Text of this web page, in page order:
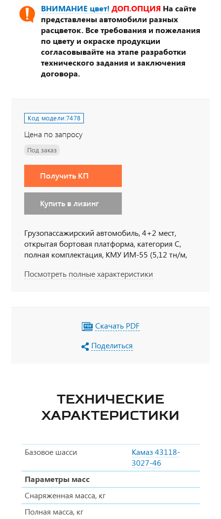
ВНИМАНИЕ цвет! ДОП.ОПЦИЯ На сайте
представлены автомобили разных
расцветок. Все требования и пожелания
по цвету и окраске продукции
согласовывайте на этапе разработки
технического задания и заключения
договора.
Код модели:7478
Цена по запросу
Под заказ
Получить КП
Купить в лизинг
Грузопассажирский автомобиль, 4+2 мест,
открытая бортовая платформа, категория С,
полная комплектация, КМУ ИМ-55 (5,12 тн/м,
КП-154
Посмотреть полные характеристики
Скачать PDF
Поделиться
ТЕХНИЧЕСКИЕ
ХАРАКТЕРИСТИКИ
Базовое шасси
Камаз 43118-
3027-46
Параметры масс
Снаряженная масса, кг
Полная масса, кг